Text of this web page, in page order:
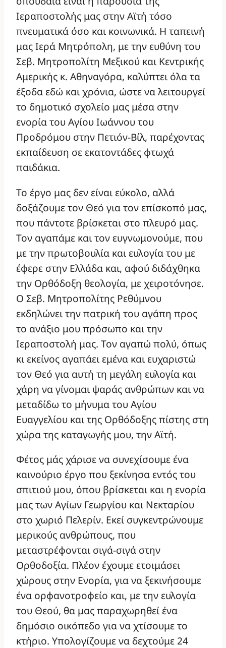
Ιεραποστολής μας στην Αϊτή τόσο
πνευματικά όσο και κοινωνικά. Η ταπεινή
μας Ιερά Μητρόπολη, με την ευθύνη του
Σεβ. Μητροπολίτη Μεξικού και Κεντρικής
Αμερικής κ. Αθηναγόρα, καλύπτει όλα τα
έξοδα εδώ και χρόνια, ώστε να λειτουργεί
το δημοτικό σχολείο μας μέσα στην
ενορία του Αγίου Ιωάννου του
Προδρόμου στην Πετιόν-Βίλ, παρέχοντας
εκπαίδευση σε εκατοντάδες φτωχά
παιδάκια.
Το έργο μας δεν είναι εύκολο, αλλά
δοξάζουμε τον Θεό για τον επίσκοπό μας,
που πάντοτε βρίσκεται στο πλευρό μας.
Τον αγαπάμε και τον ευγνωμονούμε, που
με την πρωτοβουλία και ευλογία του με
έφερε στην Ελλάδα και, αφού διδάχθηκα
την Ορθόδοξη θεολογία, με χειροτόνησε.
Ο Σεβ. Μητροπολίτης Ρεθύμνου
εκδηλώνει την πατρική του αγάπη προς
το ανάξιο μου πρόσωπο και την
Ιεραποστολή μας. Τον αγαπώ πολύ, όπως
κι εκείνος αγαπάει εμένα και ευχαριστώ
τον Θεό για αυτή τη μεγάλη ευλογία και
χάρη να γίνομαι ψαράς ανθρώπων και να
μεταδίδω το μήνυμα του Αγίου
Ευαγγελίου και της Ορθόδοξης πίστης στη
χώρα της καταγωγής μου, την Αϊτή.
Φέτος μάς χάρισε να συνεχίσουμε ένα
καινούριο έργο που ξεκίνησα εντός του
σπιτιού μου, όπου βρίσκεται και η ενορία
μας των Αγίων Γεωργίου και Νεκταρίου
στο χωριό Πελερίν. Εκεί συγκεντρώνουμε
μερικούς ανθρώπους, που
μεταστρέφονται σιγά-σιγά στην
Ορθοδοξία. Πλέον έχουμε ετοιμάσει
χώρους στην Ενορία, για να ξεκινήσουμε
ένα ορφανοτροφείο και, με την ευλογία
του Θεού, θα μας παραχωρηθεί ένα
δημόσιο οικόπεδο για να χτίσουμε το
κτήριο. Υπολογίζουμε να δεχτούμε 24